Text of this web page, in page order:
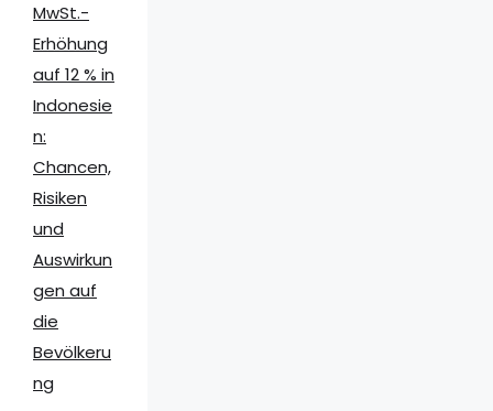
MwSt.-
Erhöhung
auf 12 % in
Indonesie
n:
Chancen,
Risiken
und
Auswirkun
gen auf
die
Bevölkeru
ng